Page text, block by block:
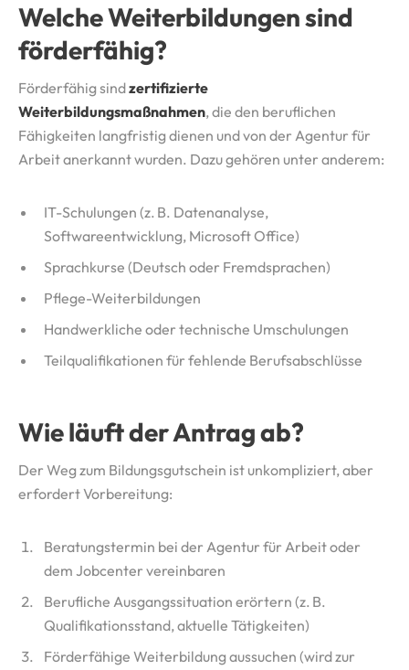
Welche Weiterbildungen sind
förderfähig?
Förderfähig sindzertifizierte
Weiterbildungsmaßnahmen, die den beruflichen
Fähigkeiten langfristig dienen und von der Agentur für
Arbeit anerkannt wurden. Dazu gehören unter anderem:
IT-Schulungen (z. B. Datenanalyse,
Softwareentwicklung, Microsoft Office)
Sprachkurse (Deutsch oder Fremdsprachen)
Pflege-Weiterbildungen
Handwerkliche oder technische Umschulungen
Teilqualifikationen für fehlende Berufsabschlüsse
Wie läuft der Antrag ab?
Der Weg zum Bildungsgutschein ist unkompliziert, aber
erfordert Vorbereitung:
Beratungstermin bei der Agentur für Arbeit oder
dem Jobcenter vereinbaren
Berufliche Ausgangssituation erörtern (z. B.
Qualifikationsstand, aktuelle Tätigkeiten)
Förderfähige Weiterbildung aussuchen (wird zur